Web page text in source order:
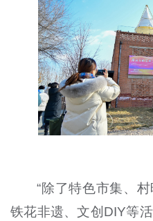
“除了特色市集、
铁花非遗、文创DIY等